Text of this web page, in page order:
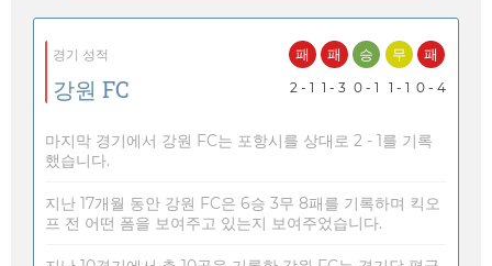
경기 성적
강원 FC
패
2 - 1
패
1 - 3
승
0 - 1
무
1 - 1
패
0 - 4
마지막 경기에서 강원 FC는 포항시를 상대로 2 - 1를 기록
했습니다.
지난 17개월 동안 강원 FC은 6승 3무 8패를 기록하며 킥오
프 전 어떤 폼을 보여주고 있는지 보여주었습니다.